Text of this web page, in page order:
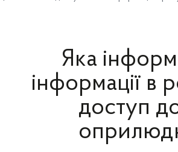
Яка
інформації в
доступ